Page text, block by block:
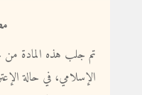
تم جلب هذه المادة من
الإسلامي، في حالة